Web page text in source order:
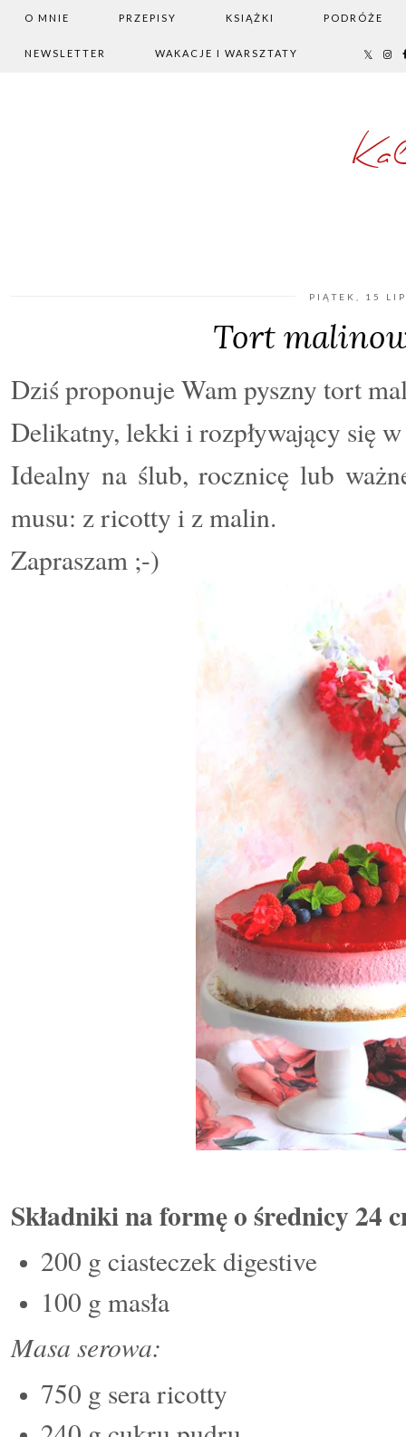
O MNIE PRZEPISY KSIĄŻKI PODRÓŻE
NEWSLETTER WAKACJE I WARSZTATY
PIĄTEK, 15
Tort
Dziś proponuje Wam pyszny tort
Delikatny, lekki i rozpływający się
Idealny na ślub, rocznicę lub
musu: z ricotty i z malin.
Zapraszam ;-)
Składniki na formę o średnicy 24
200 g ciasteczek digestive
100 g masła
Masa serowa:
750 g sera ricotty